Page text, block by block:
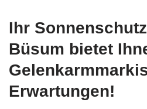
Ihr
Büsum bietet
Erwartungen!